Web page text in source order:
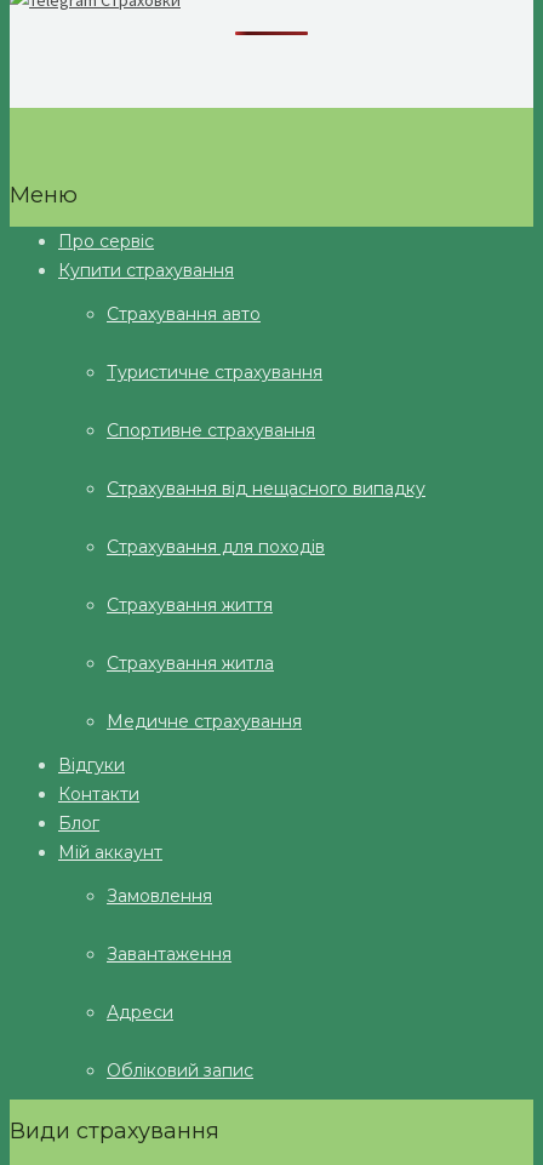
Меню
Про сервіс
Купити страхування
Страхування авто
Туристичне страхування
Спортивне страхування
Страхування від нещасного випадку
Страхування для походів
Страхування життя
Страхування житла
Медичне страхування
Відгуки
Контакти
Блог
Мій аккаунт
Замовлення
Завантаження
Адреси
Обліковий запис
Види страхування